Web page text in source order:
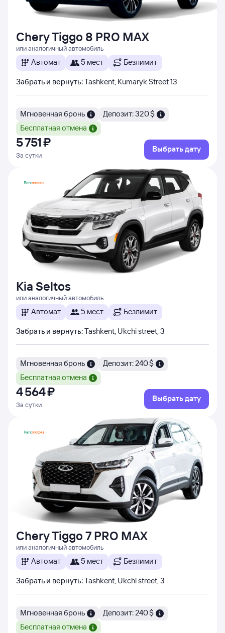
Chery Tiggo 8 PRO MAX
или аналогичный автомобиль
Автомат 5 мест Безлимит
Забрать и вернуть:Tashkent, Kumaryk Street 13
Мгновенная бронь
Депозит: 320 $
Бесплатная отмена
5 ⁠751 ⁠₽
За сутки
Выбрать дату
Kia Seltos
или аналогичный автомобиль
Автомат 5 мест Безлимит
Забрать и вернуть:Tashkent, Ukchi street, 3
Мгновенная бронь
Депозит: 240 $
Бесплатная отмена
4 ⁠564 ⁠₽
За сутки
Выбрать дату
Chery Tiggo 7 PRO MAX
или аналогичный автомобиль
Автомат 5 мест Безлимит
Забрать и вернуть:Tashkent, Ukchi street, 3
Мгновенная бронь
Депозит: 240 $
Бесплатная отмена